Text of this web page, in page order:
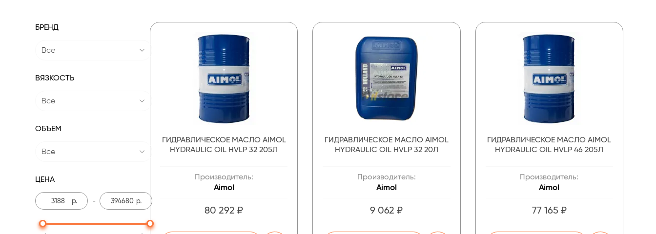
БРЕНД
Все
ВЯЗКОСТЬ
Все
ОБЪЕМ
Все
ЦЕНА
р. - р.
ГИДРАВЛИЧЕСКОЕ МАСЛО AIMOL
HYDRAULIC OIL HVLP 32 205Л
Производитель:
Aimol
80 292 ₽
ГИДРАВЛИЧЕСКОЕ МАСЛО AIMOL
HYDRAULIC OIL HVLP 32 20Л
Производитель:
Aimol
9 062 ₽
ГИДРАВЛИЧЕСКОЕ МАСЛО AIMOL
HYDRAULIC OIL HVLP 46 205Л
Производитель:
Aimol
77 165 ₽